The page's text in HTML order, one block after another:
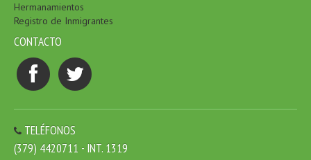
Hermanamientos
Registro de Inmigrantes
CONTACTO
TELÉFONOS
(379) 4420711 - INT. 1319